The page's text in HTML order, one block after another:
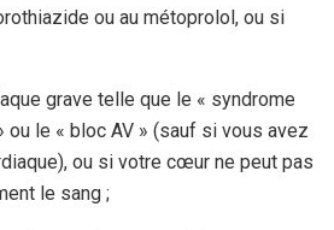
ou au métoprolol, ou si
grave telle que le « syndrome
ou le « bloc AV » (sauf si vous avez
ou si votre cœur ne peut pas
le sang ;